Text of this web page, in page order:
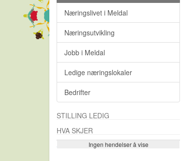
Næringslivet i Meldal
Næringsutvikling
Jobb i Meldal
Ledige næringslokaler
Bedrifter
STILLING LEDIG
HVA SKJER
Ingen hendelser å vise
Se flere…